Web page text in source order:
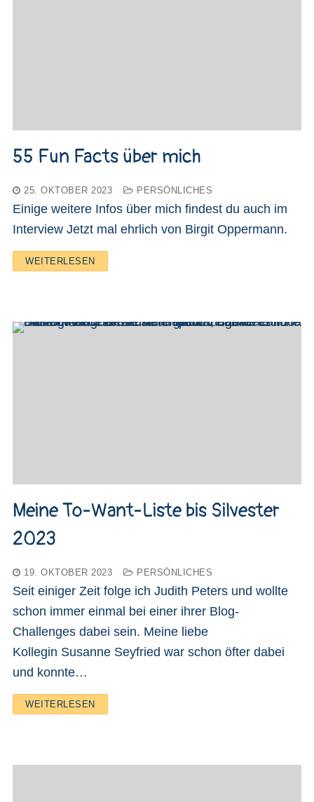
55 Fun Facts über mich
25. OKTOBER 2023 PERSÖNLICHES
Einige weitere Infos über mich findest du auch im
Interview Jetzt mal ehrlich von Birgit Oppermann.
WEITERLESEN
Meine To-Want-Liste bis Silvester
2023
19. OKTOBER 2023 PERSÖNLICHES
Seit einiger Zeit folge ich Judith Peters und wollte
schon immer einmal bei einer ihrer Blog-
Challenges dabei sein. Meine liebe
Kollegin Susanne Seyfried war schon öfter dabei
und konnte…
WEITERLESEN